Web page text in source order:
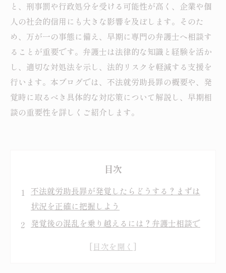
と、刑事罰や行政処分を受ける可能性が高く、企業や個
人の社会的信用にも大きな影響を及ぼします。そのた
め、万が一の事態に備え、早期に専門の弁護士へ相談す
ることが重要です。弁護士は法律的な知識と経験を活か
し、適切な対処法を示し、法的リスクを軽減する支援を
行います。本ブログでは、不法就労助長罪の概要や、発
覚時に取るべき具体的な対応策について解説し、早期相
談の重要性を詳しくご紹介します。
目次
不法就労助長罪が発覚したらどうする？まずは
状況を正確に把握しよう
発覚後の混乱を乗り越えるには？弁護士相談で